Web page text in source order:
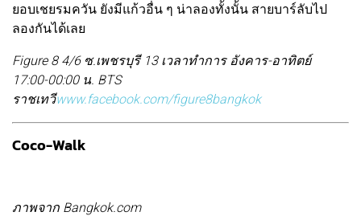
ยอบเชยรมควัน ยังมีแก้วอื่น ๆ น่าลองทั้งนั้น สายบาร์ลับไป
ลองกันได้เลย
Figure 8 4/6 ซ.เพชรบุรี 13 เวลาทำการ อังคาร-อาทิตย์
17:00-00:00 น. BTS
ราชเทวีwww.facebook.com/figure8bangkok
Coco-Walk
ภาพจาก Bangkok.com